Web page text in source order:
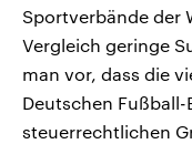
Sportverbände der
Vergleich geringe
man vor, dass die
Deutschen
steuerrechtlichen